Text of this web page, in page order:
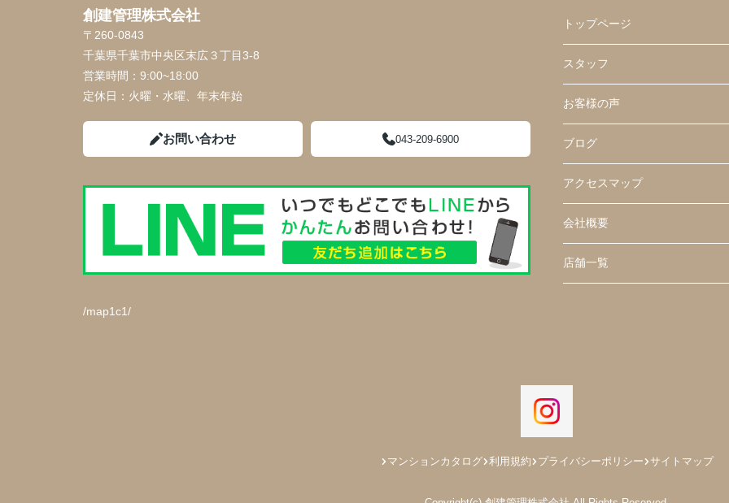
創建管理株式会社
〒260-0843
千葉県千葉市中央区末広３丁目3-8
営業時間： 9:00~18:00
定休日： 火曜・水曜、年末年始
お問い合わせ 043-209-6900
/map1c1/
トップページ
スタッフ
お客様の声
ブログ
アクセスマップ
会社概要
店舗一覧
マンションカタログ 利用規約 プライバシーポリシー サイトマップ